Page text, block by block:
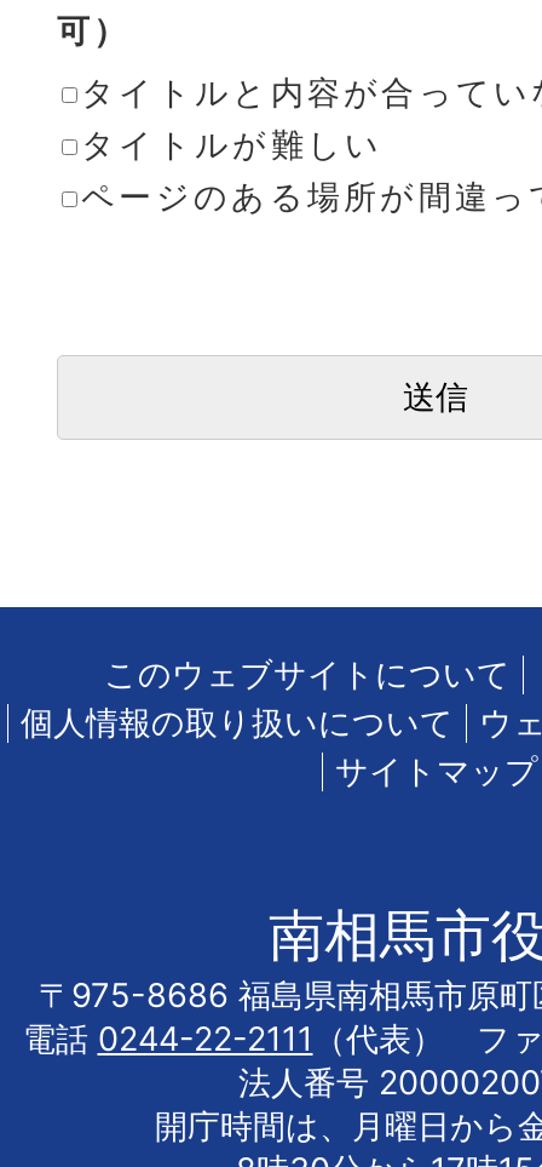
可）
タイトルと内容が合ってい
タイトルが難しい
ページのある場所が間違っ
このウェブサイトについて
個人情報の取り扱いについて
ウ
サイトマップ
南相馬市
〒975-8686 福島県南相馬市原町
電話 0244-22-2111
（代表） フ
法人番号
開庁時間は、月曜日から